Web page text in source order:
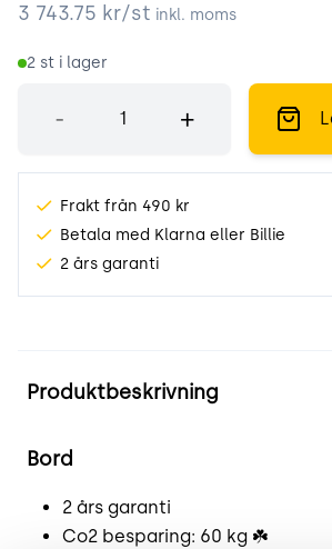
3 743.75 kr/st inkl. moms
2 st i lager
- +
Frakt från 490 kr
Betala med Klarna eller Billie
2 års garanti
Produktbeskrivning
Bord
2 års garanti
Co2 besparing: 60 kg ☘️